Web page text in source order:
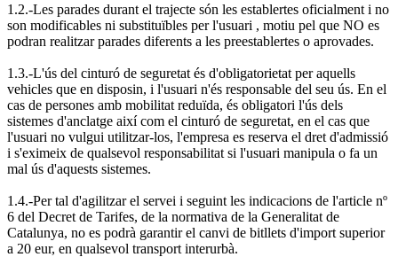
1.2.-Les parades durant el trajecte són les establertes oficialment i no
son modificables ni substituïbles per l'usuari , motiu pel que NO es
podran realitzar parades diferents a les preestablertes o aprovades.
1.3.-L'ús del cinturó de seguretat és d'obligatorietat per aquells
vehicles que en disposin, i l'usuari n'és responsable del seu ús. En el
cas de persones amb mobilitat reduïda, és obligatori l'ús dels
sistemes d'anclatge així com el cinturó de seguretat, en el cas que
l'usuari no vulgui utilitzar-los, l'empresa es reserva el dret d'admissió
i s'eximeix de qualsevol responsabilitat si l'usuari manipula o fa un
mal ús d'aquests sistemes.
1.4.-Per tal d'agilitzar el servei i seguint les indicacions de l'article nº
6 del Decret de Tarifes, de la normativa de la Generalitat de
Catalunya, no es podrà garantir el canvi de bitllets d'import superior
a 20 eur, en qualsevol transport interurbà.